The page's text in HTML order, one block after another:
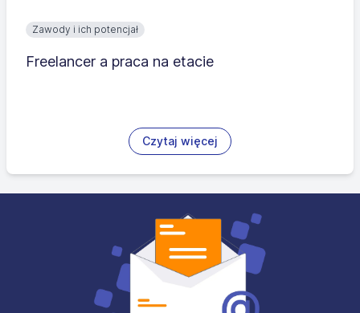
Zawody i ich potencjał
Freelancer a praca na etacie
Czytaj więcej